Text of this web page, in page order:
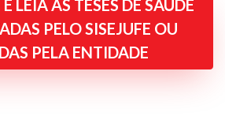
LEIA AS TESES DE SAÚDE
PELO SISEJUFE OU
PELA ENTIDADE